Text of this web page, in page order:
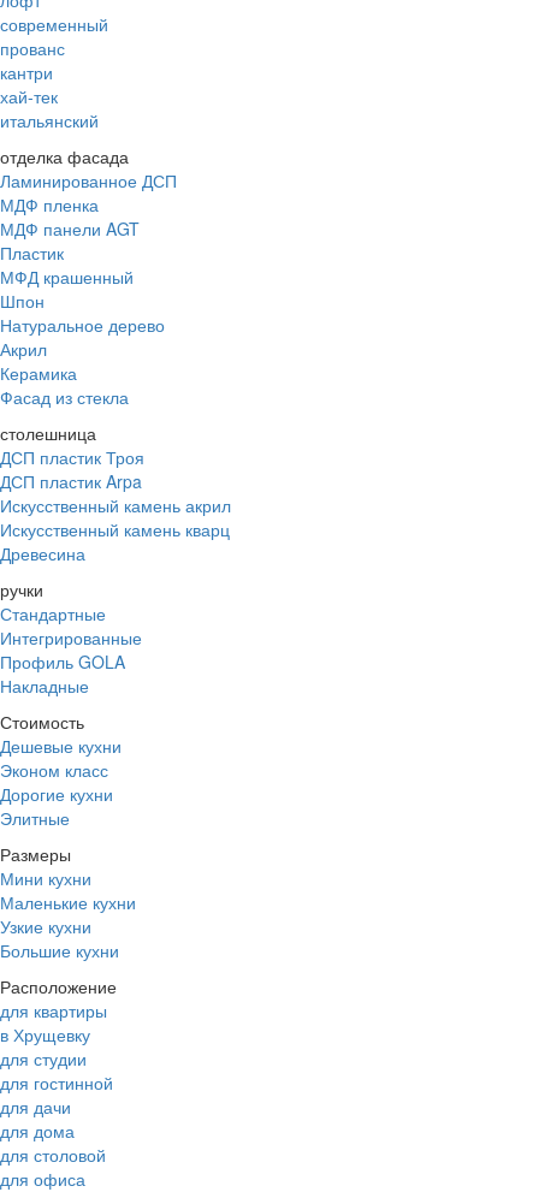
современный
прованс
кантри
хай-тек
итальянский
отделка фасада
Ламинированное ДСП
МДФ пленка
МДФ панели AGT
Пластик
МФД крашенный
Шпон
Натуральное дерево
Акрил
Керамика
Фасад из стекла
столешница
ДСП пластик Троя
ДСП пластик Arpa
Искусственный камень акрил
Искусственный камень кварц
Древесина
ручки
Стандартные
Интегрированные
Профиль GOLA
Накладные
Стоимость
Дешевые кухни
Эконом класс
Дорогие кухни
Элитные
Размеры
Мини кухни
Маленькие кухни
Узкие кухни
Большие кухни
Расположение
для квартиры
в Хрущевку
для студии
для гостинной
для дачи
для дома
для столовой
для офиса